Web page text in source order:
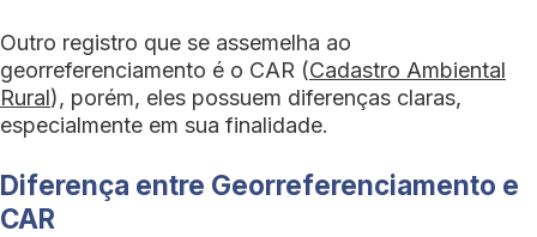
Outro registro que se assemelha ao
georreferenciamento é o CAR (Cadastro Ambiental
Rural), porém, eles possuem diferenças claras,
especialmente em sua finalidade.
Diferença entre Georreferenciamento e
CAR